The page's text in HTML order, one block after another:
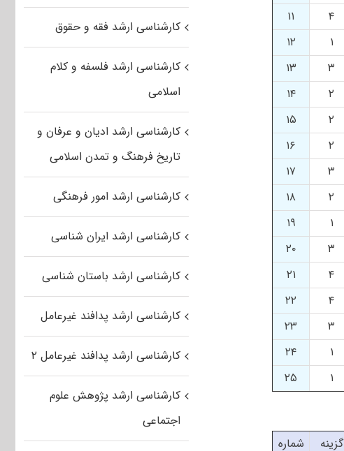
۴
۱۱
۱
۱۲
۳
۱۳
۲
۱۴
۲
۱۵
۲
۱۶
۳
۱۷
۲
۱۸
۱
۱۹
۳
۲۰
۴
۲۱
۴
۲۲
۳
۲۳
۱
۲۴
۱ ۲۵
گزینه شماره
کارشناسی ارشد فقه و حقوق
کارشناسی ارشد فلسفه و کلام
اسلامی
کارشناسی ارشد ادیان و عرفان و
تاریخ فرهنگ و تمدن اسلامی
کارشناسی ارشد امور فرهنگی
کارشناسی ارشد ایران شناسی
کارشناسی ارشد باستان شناسی
کارشناسی ارشد پدافند غیرعامل
کارشناسی ارشد پدافند غیرعامل ۲
کارشناسی ارشد پژوهش علوم
اجتماعی